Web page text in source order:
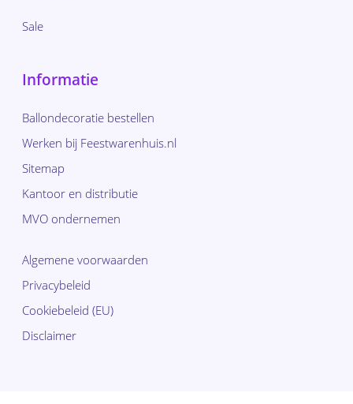
Sale
Informatie
Ballondecoratie bestellen
Werken bij Feestwarenhuis.nl
Sitemap
Kantoor en distributie
MVO ondernemen
Algemene voorwaarden
Privacybeleid
Cookiebeleid (EU)
Disclaimer